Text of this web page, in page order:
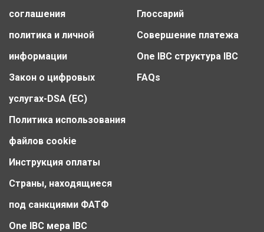
соглашения
политика и личной
информации
Закон о цифровых
услугах-DSA (ЕС)
Политика использования
файлов cookie
Инструкция оплаты
Страны, находящиеся
под санкциями ФАТФ
One IBC мера IBC
Глоссарий
Совершение платежа
One IBC структура IBC
FAQs